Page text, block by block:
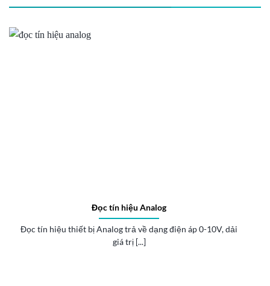
Đọc tín hiệu Analog
Đọc tín hiệu thiết bị Analog trả về dạng điện áp 0-10V, dải
giá trị [...]